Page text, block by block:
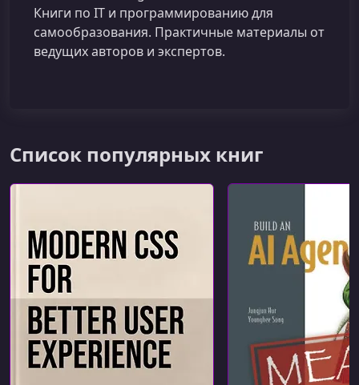
Книги по IT и программированию для
самообразования. Практичные материалы от
ведущих авторов и экспертов.
Список популярных книг